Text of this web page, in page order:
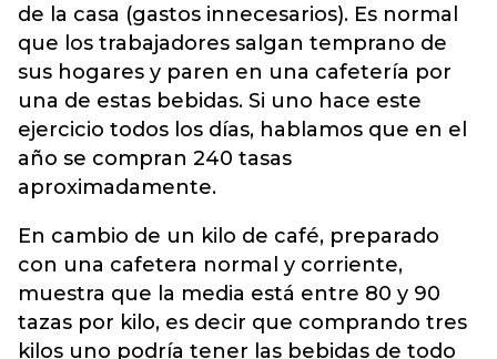
de la casa (gastos innecesarios). Es normal
que los trabajadores salgan temprano de
sus hogares y paren en una cafetería por
una de estas bebidas. Si uno hace este
ejercicio todos los días, hablamos que en el
año se compran 240 tasas
aproximadamente.
En cambio de un kilo de café, preparado
con una cafetera normal y corriente,
muestra que la media está entre 80 y 90
tazas por kilo, es decir que comprando tres
kilos uno podría tener las bebidas de todo